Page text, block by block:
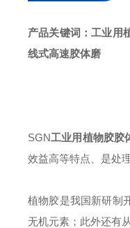
产品关键词：工业用
线式高速胶体磨
SGN工业用植物胶胶
效益高等特点、是处
植物胶是我国新研制
无机元素；此外还有